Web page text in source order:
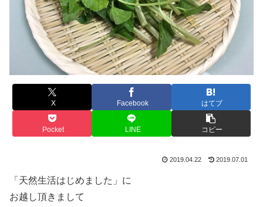
X Facebook はてブ
Pocket LINE コピー
2019.04.22 2019.07.01
「天然生活はじめました」に
お越し頂きまして